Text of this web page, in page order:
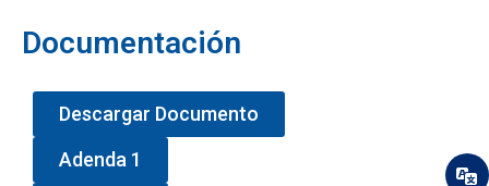
Documentación
Descargar Documento
Adenda 1